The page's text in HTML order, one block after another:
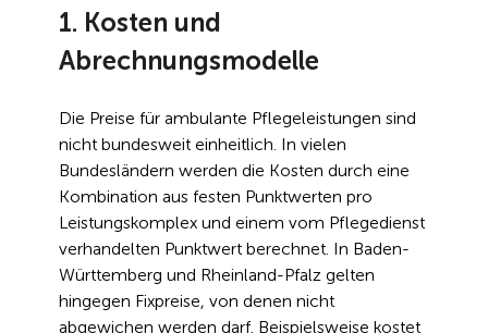
1. Kosten und
Abrechnungsmodelle
Die Preise für ambulante Pflegeleistungen sind
nicht bundesweit einheitlich. In vielen
Bundesländern werden die Kosten durch eine
Kombination aus festen Punktwerten pro
Leistungskomplex und einem vom Pflegedienst
verhandelten Punktwert berechnet. In Baden-
Württemberg und Rheinland-Pfalz gelten
hingegen Fixpreise, von denen nicht
abgewichen werden darf. Beispielsweise kostet